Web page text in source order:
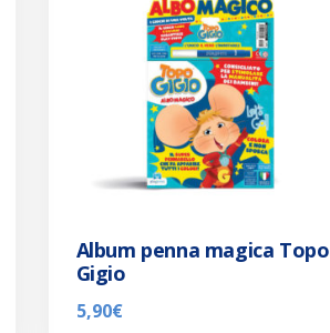
Album penna magica Topo
Gigio
5,90€